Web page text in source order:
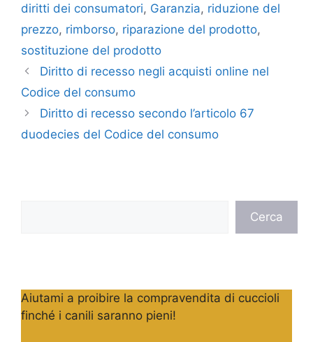
diritti dei consumatori, Garanzia, riduzione del
prezzo, rimborso, riparazione del prodotto,
sostituzione del prodotto
Diritto di recesso negli acquisti online nel
Codice del consumo
Diritto di recesso secondo l’articolo 67
duodecies del Codice del consumo
Cerca
Aiutami a proibire la compravendita di cuccioli
finché i canili saranno pieni!